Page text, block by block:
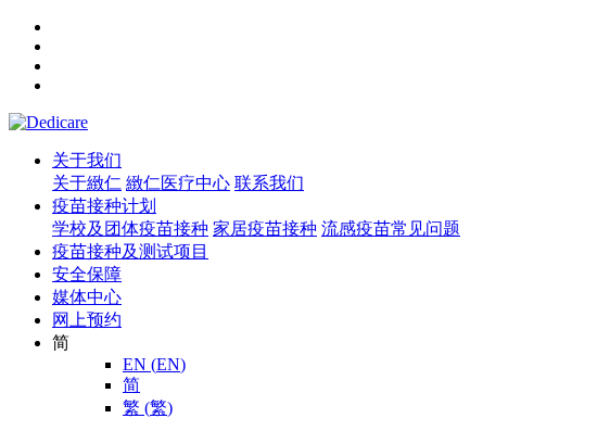
关于我们
关于緻仁 緻仁医疗中心 联系我们
疫苗接种计划
学校及团体疫苗接种 家居疫苗接种 流感疫苗常见问题
疫苗接种及测试项目
安全保障
媒体中心
网上预约
简
EN (EN)
简
繁 (繁)